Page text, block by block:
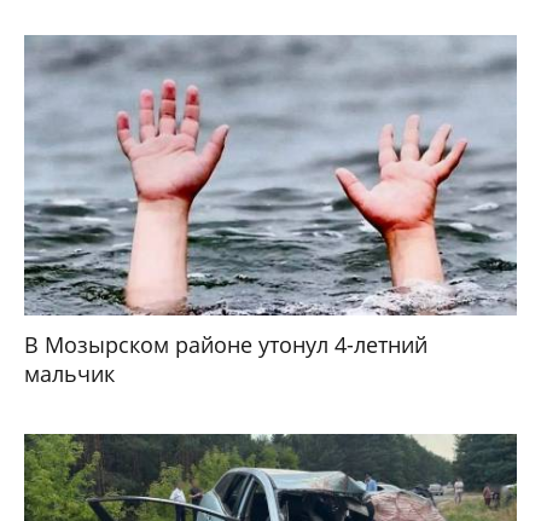
В Мозырском районе утонул 4-летний
мальчик